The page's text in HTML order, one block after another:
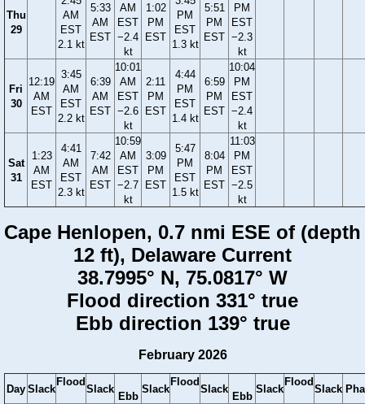
Thu
29
AM
EST
2.1 kt
5:33
AM
EST
AM
EST
−2.4
kt
1:02
PM
EST
PM
EST
1.3 kt
5:51
PM
EST
PM
EST
−2.3
kt
Fri
30
12:19
AM
EST
3:45
AM
EST
2.2 kt
6:39
AM
EST
10:01
AM
EST
−2.6
kt
2:11
PM
EST
4:44
PM
EST
1.4 kt
6:59
PM
EST
10:04
PM
EST
−2.4
kt
Sat
31
1:23
AM
EST
4:41
AM
EST
2.3 kt
7:42
AM
EST
10:59
AM
EST
−2.7
kt
3:09
PM
EST
5:47
PM
EST
1.5 kt
8:04
PM
EST
11:03
PM
EST
−2.5
kt
Cape Henlopen, 0.7 nmi ESE of (depth
12 ft), Delaware Current
38.7995° N, 75.0817° W
Flood direction 331° true
Ebb direction 139° true
February 2026
Day Slack
Flood
Slack
Ebb
Slack
Flood
Slack
Ebb
Slack
Flood
Slack